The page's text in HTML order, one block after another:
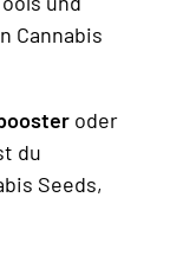
Cannabis
oder
du
Seeds,